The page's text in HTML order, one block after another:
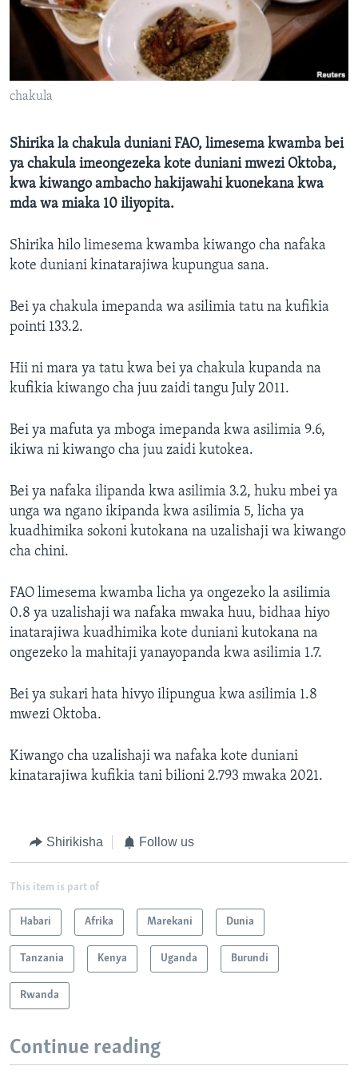
chakula
Shirika la chakula duniani FAO, limesema kwamba bei
ya chakula imeongezeka kote duniani mwezi Oktoba,
kwa kiwango ambacho hakijawahi kuonekana kwa
mda wa miaka 10 iliyopita.
Shirika hilo limesema kwamba kiwango cha nafaka
kote duniani kinatarajiwa kupungua sana.
Bei ya chakula imepanda wa asilimia tatu na kufikia
pointi 133.2.
Hii ni mara ya tatu kwa bei ya chakula kupanda na
kufikia kiwango cha juu zaidi tangu July 2011.
Bei ya mafuta ya mboga imepanda kwa asilimia 9.6,
ikiwa ni kiwango cha juu zaidi kutokea.
Bei ya nafaka ilipanda kwa asilimia 3.2, huku mbei ya
unga wa ngano ikipanda kwa asilimia 5, licha ya
kuadhimika sokoni kutokana na uzalishaji wa kiwango
cha chini.
FAO limesema kwamba licha ya ongezeko la asilimia
0.8 ya uzalishaji wa nafaka mwaka huu, bidhaa hiyo
inatarajiwa kuadhimika kote duniani kutokana na
ongezeko la mahitaji yanayopanda kwa asilimia 1.7.
Bei ya sukari hata hivyo ilipungua kwa asilimia 1.8
mwezi Oktoba.
Kiwango cha uzalishaji wa nafaka kote duniani
kinatarajiwa kufikia tani bilioni 2.793 mwaka 2021.
Shirikisha Follow us
This item is part of
Habari Afrika Marekani Dunia
Tanzania Kenya Uganda Burundi
Rwanda
Continue reading